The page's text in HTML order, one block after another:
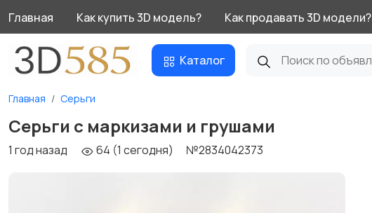
Главная Как купить 3D модель? Как продавать 3D модели?
Каталог
Главная Серьги
Серьги с маркизами и грушами
1 год назад 64 (1 сегодня) №2834042373